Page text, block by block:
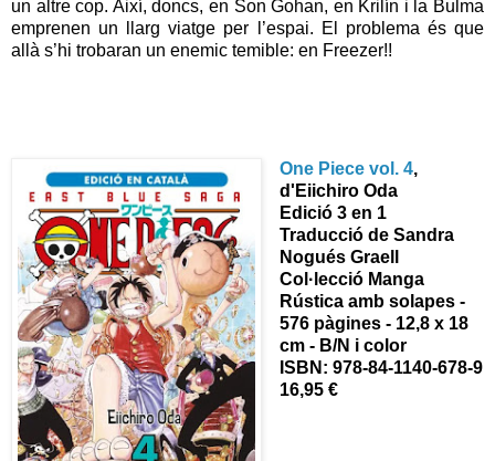
un altre cop. Així, doncs, en Son Gohan, en Krilín i la Bulma
emprenen un llarg viatge per l’espai. El problema és que
allà s’hi trobaran un enemic temible: en Freezer!!
One Piece vol. 4,
d'Eiichiro Oda
Edició 3 en 1
Traducció de Sandra
Nogués Graell
Col·lecció Manga
Rústica amb solapes -
576 pàgines - 12,8 x 18
cm - B/N i color
ISBN: 978-84-1140-678-9
16,95 €